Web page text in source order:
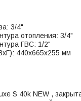
3/4"
отопления: 3/4"
ГВС: 1/2"
440x665x255 мм
S 40k NEW ,